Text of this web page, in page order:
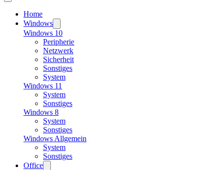
Home
Windows
Windows 10
Peripherie
Netzwerk
Sicherheit
Sonstiges
System
Windows 11
System
Sonstiges
Windows 8
System
Sonstiges
Windows Allgemein
System
Sonstiges
Office